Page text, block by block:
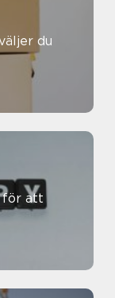
du
för att